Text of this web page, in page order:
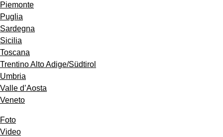
Piemonte
Puglia
Sardegna
Sicilia
Toscana
Trentino Alto Adige/Südtirol
Umbria
Valle d’Aosta
Veneto
Foto
Video